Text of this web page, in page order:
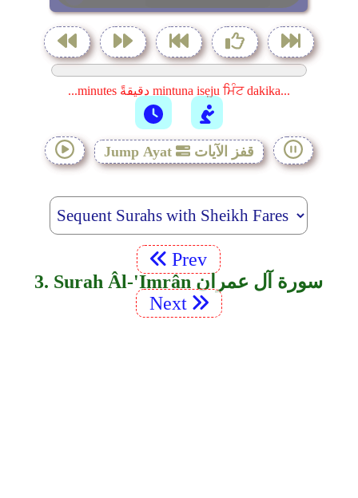
...minutes دقيقةً mintuna isẹju ਮਿੰਟ dakika...
Jump Ayat قفز الآيات
Prev
3. Surah Âl-'Imrân سورة آل عمران
Next